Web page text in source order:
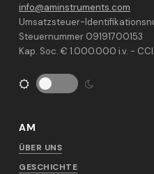
info@aminstruments.com
Umsatzsteuer-
Steuernummer 09191700153
Kap. Soc. € 1.000.000 i.v. -
AM
ÜBER UNS
GESCHICHTE